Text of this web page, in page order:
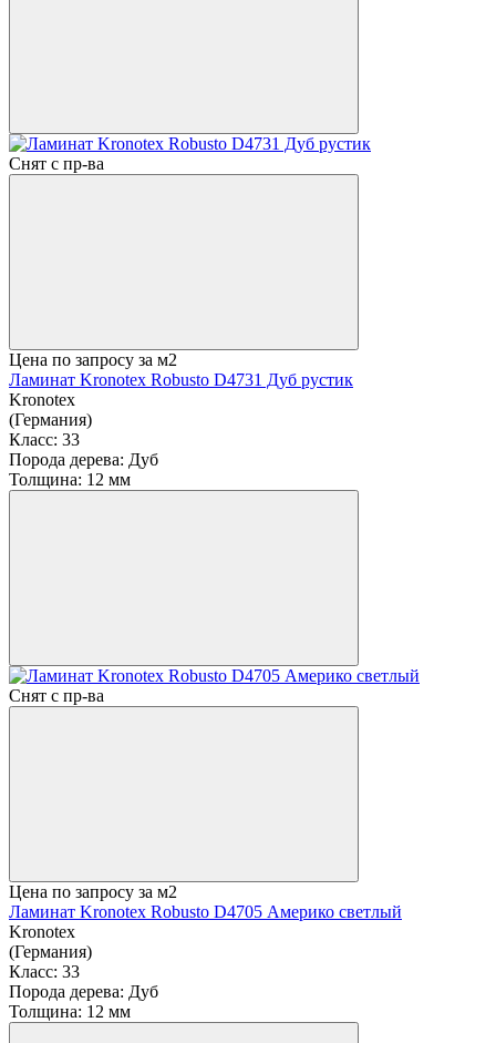
Снят с пр-ва
Цена по запросу за м2
Ламинат Kronotex Robusto D4731 Дуб рустик
Kronotex
(Германия)
Класс: 33
Порода дерева: Дуб
Толщина: 12 мм
Снят с пр-ва
Цена по запросу за м2
Ламинат Kronotex Robusto D4705 Америко светлый
Kronotex
(Германия)
Класс: 33
Порода дерева: Дуб
Толщина: 12 мм